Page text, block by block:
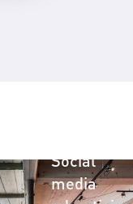
Social
media